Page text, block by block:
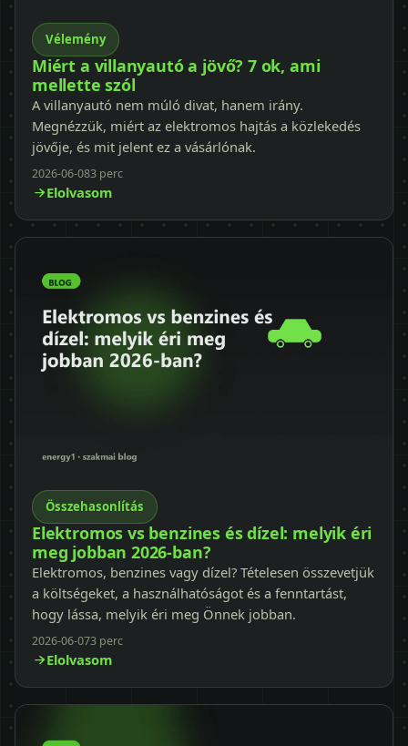
Vélemény
Miért a villanyautó a jövő? 7 ok, ami
mellette szól
A villanyautó nem múló divat, hanem irány.
Megnézzük, miért az elektromos hajtás a közlekedés
jövője, és mit jelent ez a vásárlónak.
2026-06-083 perc
Elolvasom
Összehasonlítás
Elektromos vs benzines és dízel: melyik éri
meg jobban 2026-ban?
Elektromos, benzines vagy dízel? Tételesen összevetjük
a költségeket, a használhatóságot és a fenntartást,
hogy lássa, melyik éri meg Önnek jobban.
2026-06-073 perc
Elolvasom